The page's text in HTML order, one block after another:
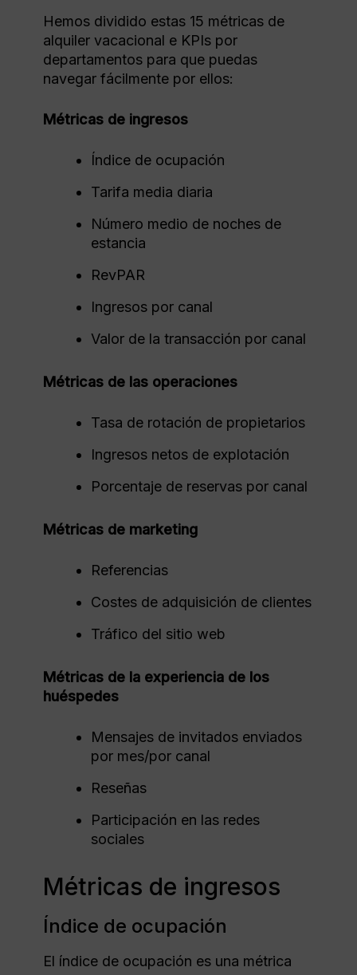
Hemos dividido estas 15 métricas de
alquiler vacacional e KPIs por
departamentos para que puedas
navegar fácilmente por ellos:
Métricas de ingresos
Índice de ocupación
Tarifa media diaria
Número medio de noches de
estancia
RevPAR
Ingresos por canal
Valor de la transacción por canal
Métricas de las operaciones
Tasa de rotación de propietarios
Ingresos netos de explotación
Porcentaje de reservas por canal
Métricas de marketing
Referencias
Costes de adquisición de clientes
Tráfico del sitio web
Métricas de la experiencia de los
huéspedes
Mensajes de invitados enviados
por mes/por canal
Reseñas
Participación en las redes
sociales
Métricas de ingresos
Índice de ocupación
El índice de ocupación es una métrica